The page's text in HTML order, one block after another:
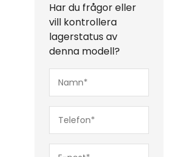
Har du frågor eller
vill kontrollera
lagerstatus av
denna modell?